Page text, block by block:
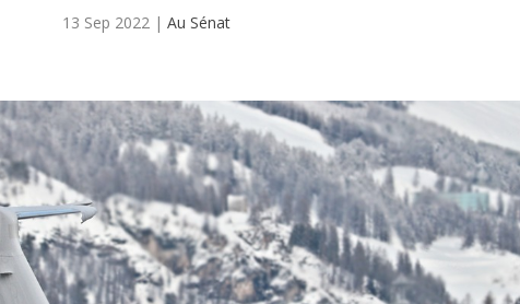
13 Sep 2022| Au Sénat